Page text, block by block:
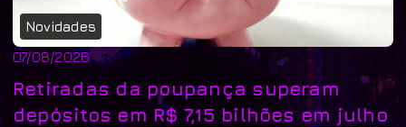
Novidades
07/08/2026
Retiradas da poupança superam
depósitos em R$ 7,15 bilhões em julho